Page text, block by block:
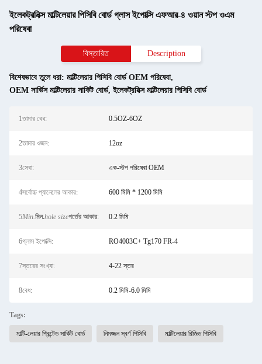
ইলেকট্রনিক্স মাল্টিলেয়ার পিসিবি বোর্ড গ্লাস ইপোক্সি এফআর-৪ ওয়ান স্টপ ওএম
পরিষেবা
বিস্তারিত Description
বিশেষভাবে তুলে ধরা: মাল্টিলেয়ার পিসিবি বোর্ড OEM পরিষেবা,
OEM সার্ভিস মাল্টিলেয়ার সার্কিট বোর্ড, ইলেকট্রনিক্স মাল্টিলেয়ার পিসিবি বোর্ড
1তামার বেধ: 0.5OZ-6OZ
2তামার ওজন: 12oz
3সেবা: এক-স্টপ পরিষেবা OEM
4সর্বোচ্চ প্যানেলের আকার: 600 মিমি * 1200 মিমি
5Min.মিন.hole sizeগর্তের আকার: 0.2 মিমি
6গ্লাস ইপোক্সি: RO4003C+ Tg170 FR-4
7স্তরের সংখ্যা: 4-22 স্তর
8বেধ: 0.2 মিমি-6.0 মিমি
Tags:
মাল্টি-লেয়ার প্রিন্টেড সার্কিট বোর্ড নিমজ্জন স্বর্ণ পিসিবি মাল্টিলেয়ার রিজিড পিসিবি